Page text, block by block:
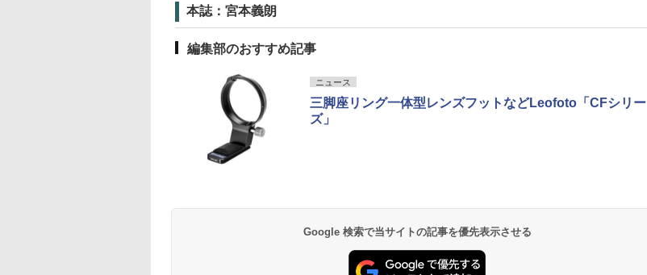
本誌：宮本義朗
編集部のおすすめ記事
ニュース
三脚座リング一体型レンズフットなどLeofoto「CFシリー
ズ」
Google 検索で当サイトの記事を優先表示させる